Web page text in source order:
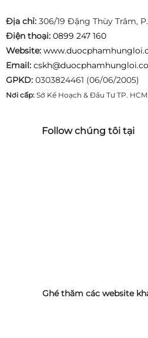
Địa chỉ:306/19 Đặng Thùy Trâm,
Điện thoại: 0899 247 160
Website:
Email:
GPKD:0303824461 (06/06/2005)
Nơi cấp:Sở Kế Hoạch & Đầu Tư TP. HCM
Follow chúng tôi tại
Ghé thăm các website